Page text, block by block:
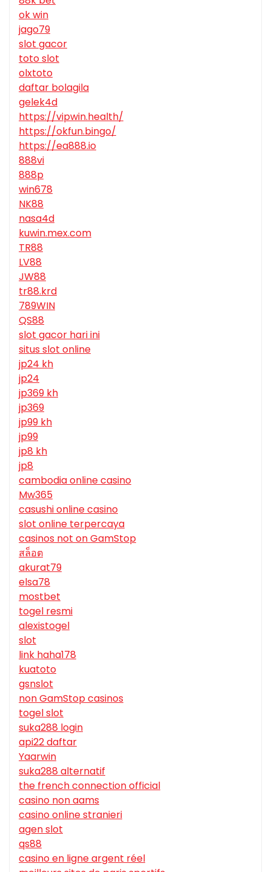
ok win
jago79
slot gacor
toto slot
olxtoto
daftar bolagila
gelek4d
https://vipwin.health/
https://okfun.bingo/
https://ea888.io
888vi
888p
win678
NK88
nasa4d
kuwin.mex.com
TR88
LV88
JW88
tr88.krd
789WIN
QS88
slot gacor hari ini
situs slot online
jp24 kh
jp24
jp369 kh
jp369
jp99 kh
jp99
jp8 kh
jp8
cambodia online casino
Mw365
casushi online casino
slot online terpercaya
casinos not on GamStop
สล็อต
akurat79
elsa78
mostbet
togel resmi
alexistogel
slot
link haha178
kuatoto
gsnslot
non GamStop casinos
togel slot
suka288 login
api22 daftar
Yaarwin
suka288 alternatif
the french connection official
casino non aams
casino online stranieri
agen slot
qs88
casino en ligne argent réel